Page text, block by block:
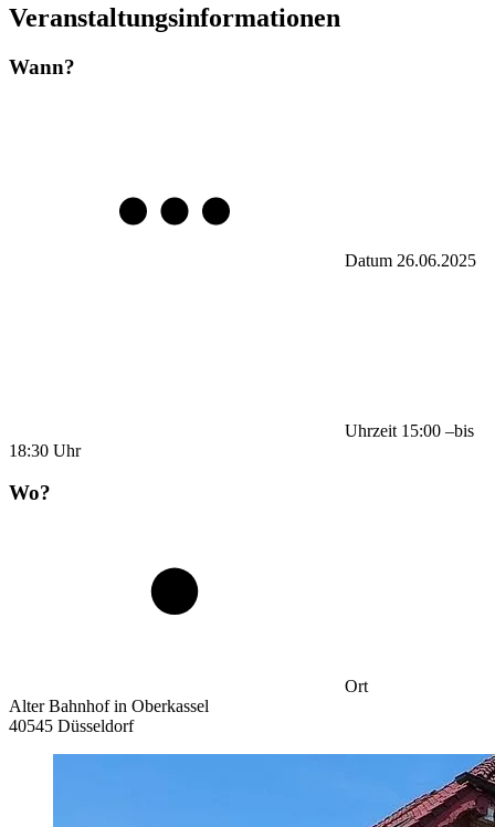
Veranstaltungsinformationen
Wann?
Datum 26.06.2025
Uhrzeit 15:00 –bis
18:30 Uhr
Wo?
Ort
Alter Bahnhof in Oberkassel
40545 Düsseldorf